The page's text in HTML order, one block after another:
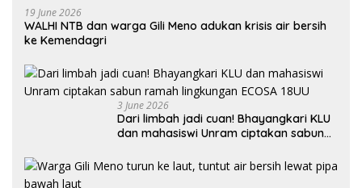
19 June 2026
WALHI NTB dan warga Gili Meno adukan krisis air bersih
ke Kemendagri
3 June 2026
Dari limbah jadi cuan! Bhayangkari KLU
dan mahasiswi Unram ciptakan sabun